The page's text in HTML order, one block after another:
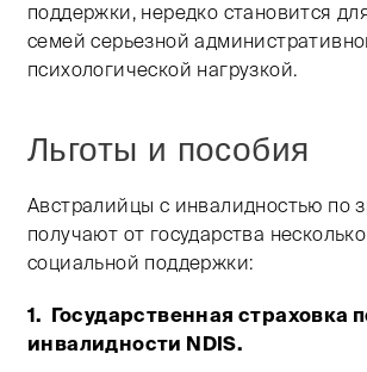
поддержки, нередко становится
семей серьезной
психологической нагрузкой.
Льготы и пособия
Австралийцы с инвалидностью по
получают от государства
социальной поддержки:
1. Государственная страховка
инвалидности NDIS.